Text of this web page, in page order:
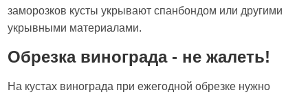
заморозков кусты укрывают спанбондом или другими
укрывными материалами.
Обрезка винограда - не жалеть!
На кустах винограда при ежегодной обрезке нужно